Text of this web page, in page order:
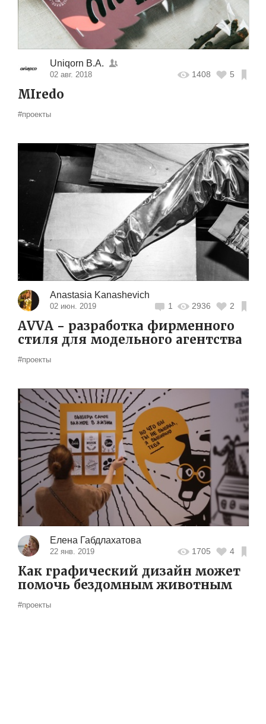
Uniqorn B.A.
02 авг. 2018 1408 5
MIredo
#проекты
Anastasia Kanashevich
02 июн. 2019 1 2936 2
AVVA - разработка фирменного
стиля для модельного агентства
#проекты
Елена Габдлахатова
22 янв. 2019 1705 4
Как графический дизайн может
помочь бездомным животным
#проекты